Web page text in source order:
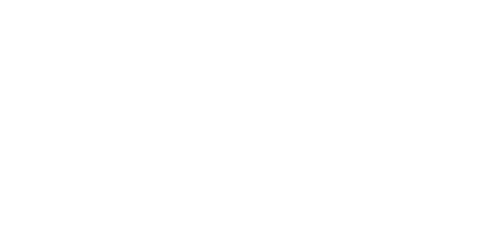
Medien anbieten zu
unserer
diese Informationen
Nutzung der